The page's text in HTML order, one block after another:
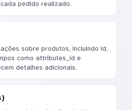
pedido realizado.
sobre produtos, incluindo id,
como attributes_id e
detalhes adicionais.